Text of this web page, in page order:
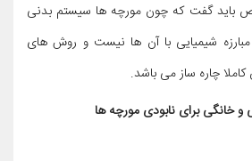
باید گفت که چون مورچه ها سیستم بدنی
مبارزه شیمیایی با آن ها نیست و روش های
چاره ساز می باشد.
خانگی برای نابودی مورچه ها